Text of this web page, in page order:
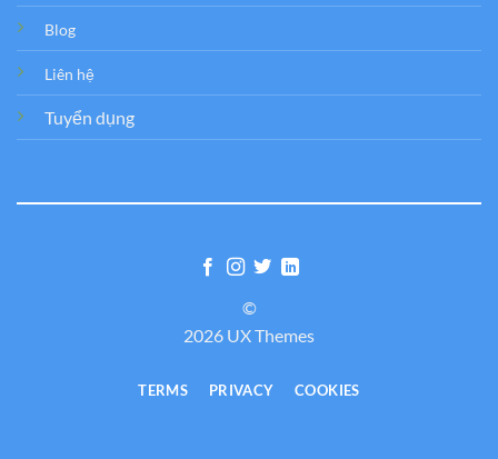
Blog
Liên hệ
Tuyển dụng
©
2026 UX Themes
TERMS PRIVACY COOKIES